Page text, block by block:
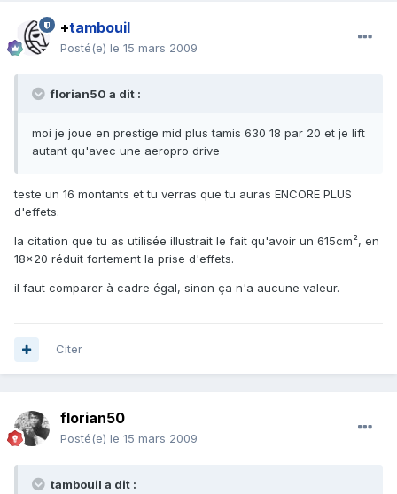
+tambouil
Posté(e) le 15 mars 2009
florian50 a dit :
moi je joue en prestige mid plus tamis 630 18 par 20 et je lift
autant qu'avec une aeropro drive
teste un 16 montants et tu verras que tu auras ENCORE PLUS
d'effets.
la citation que tu as utilisée illustrait le fait qu'avoir un 615cm², en
18x20 réduit fortement la prise d'effets.
il faut comparer à cadre égal, sinon ça n'a aucune valeur.
Citer
florian50
Posté(e) le 15 mars 2009
tambouil a dit :